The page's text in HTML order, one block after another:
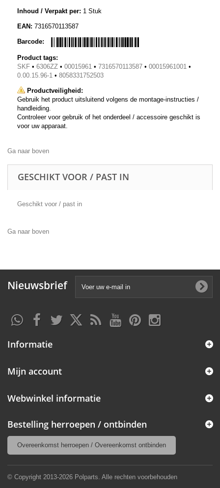
Inhoud / Verpakt per: 1 Stuk
EAN: 7316570113587
Barcode:
Product tags:
SKF • 6306ZZ • 00015961 • 7316570113587 • 00015961001 •
0.00.15.96-1 • 8058331752503
Productveiligheid:
Gebruik het product uitsluitend volgens de montage-instructies /
handleiding.
Controleer voor gebruik of het onderdeel / accessoire geschikt is
voor uw apparaat.
Ga naar boven
GESCHIKT VOOR / PAST IN
Geschikt voor / past in
Ga naar boven
Nieuwsbrief
Informatie
© Copyright 2013-2026 Polparts. Alle rechten voorbehouden
Mijn account
Webwinkel informatie
Bestelling herroepen / ontbinden
Overeenkomst herroepen / Overeenkomst ontbinden